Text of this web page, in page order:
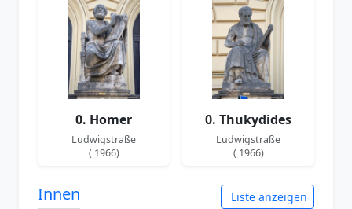
0. Homer
Ludwigstraße
( 1966)
0. Thukydides
Ludwigstraße
( 1966)
Innen Liste anzeigen